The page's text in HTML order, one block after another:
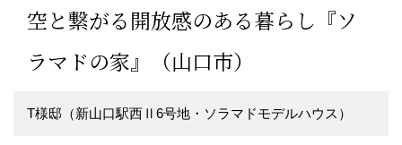
空と繋がる開放感のある暮らし『ソ
ラマドの家』（山口市）
T様邸（新山口駅西Ⅱ6号地・ソラマドモデルハウス）